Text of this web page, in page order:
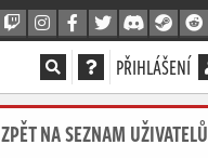
PŘIHLÁŠENÍ
ZPĚT NA SEZNAM UŽIVATELŮ